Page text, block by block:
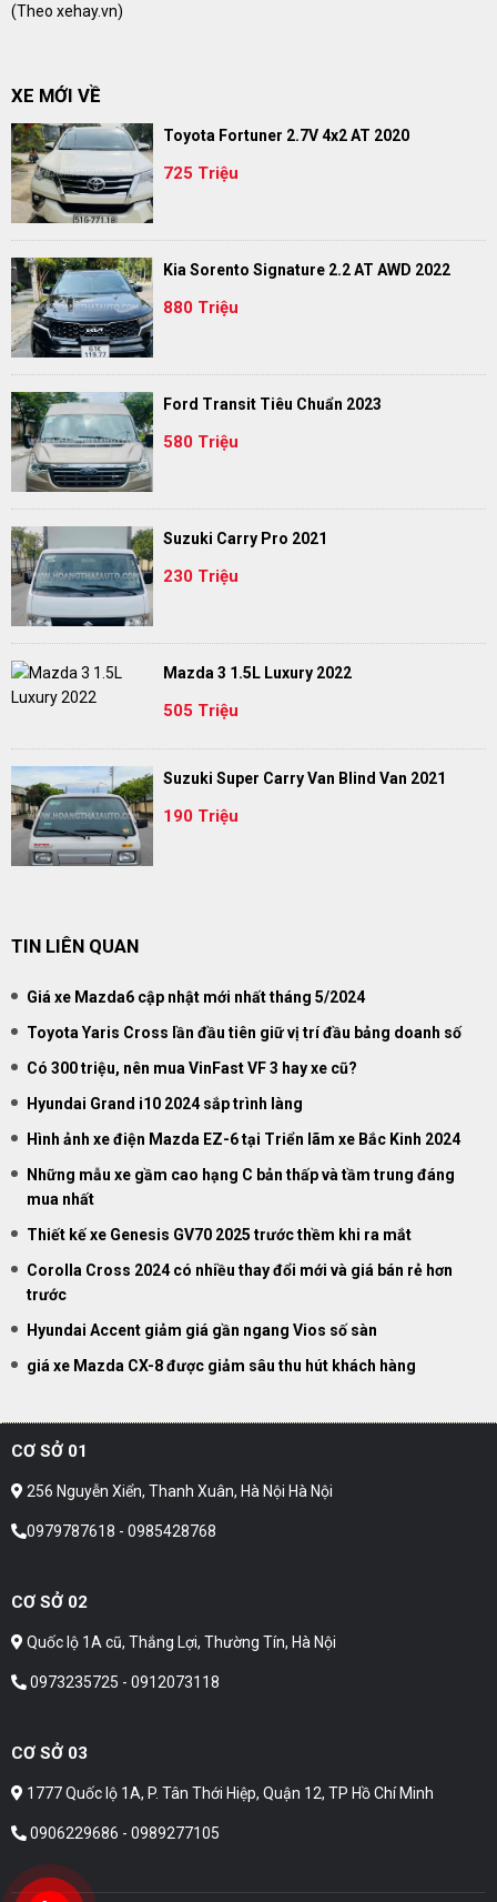
(Theo xehay.vn)
XE MỚI VỀ
Toyota Fortuner 2.7V 4x2 AT 2020
725 Triệu
Kia Sorento Signature 2.2 AT AWD 2022
880 Triệu
Ford Transit Tiêu Chuẩn 2023
580 Triệu
Suzuki Carry Pro 2021
230 Triệu
Mazda 3 1.5L Luxury 2022
505 Triệu
Suzuki Super Carry Van Blind Van 2021
190 Triệu
TIN LIÊN QUAN
Giá xe Mazda6 cập nhật mới nhất tháng 5/2024
Toyota Yaris Cross lần đầu tiên giữ vị trí đầu bảng doanh số
Có 300 triệu, nên mua VinFast VF 3 hay xe cũ?
Hyundai Grand i10 2024 sắp trình làng
Hình ảnh xe điện Mazda EZ-6 tại Triển lãm xe Bắc Kinh 2024
Những mẫu xe gầm cao hạng C bản thấp và tầm trung đáng
mua nhất
Thiết kế xe Genesis GV70 2025 trước thềm khi ra mắt
Corolla Cross 2024 có nhiều thay đổi mới và giá bán rẻ hơn
trước
Hyundai Accent giảm giá gần ngang Vios số sàn
giá xe Mazda CX-8 được giảm sâu thu hút khách hàng
CƠ SỞ 01
256 Nguyễn Xiển, Thanh Xuân, Hà Nội Hà Nội
0979787618 - 0985428768
CƠ SỞ 02
Quốc lộ 1A cũ, Thắng Lợi, Thường Tín, Hà Nội
0973235725 - 0912073118
CƠ SỞ 03
1777 Quốc lộ 1A, P. Tân Thới Hiệp, Quận 12, TP Hồ Chí Minh
0906229686 - 0989277105